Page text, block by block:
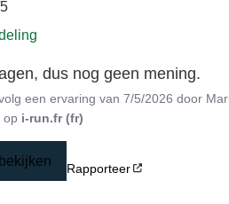
5
dus nog geen mening.
volg een ervaring van7/5/2026 door
op i-run.fr (fr)
Rapporteer